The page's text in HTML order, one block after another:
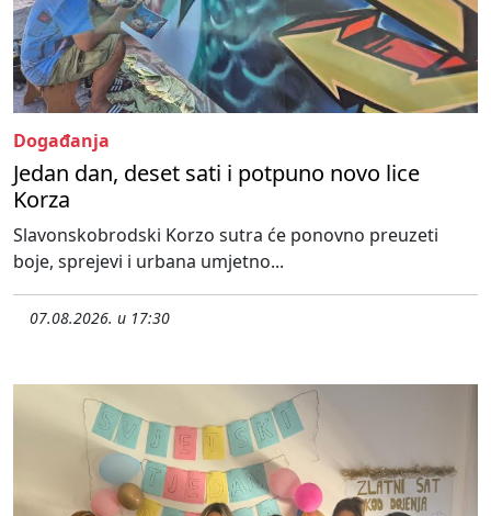
Događanja
Jedan dan, deset sati i potpuno novo lice
Korza
Slavonskobrodski Korzo sutra će ponovno preuzeti
boje, sprejevi i urbana umjetno...
07.08.2026. u 17:30